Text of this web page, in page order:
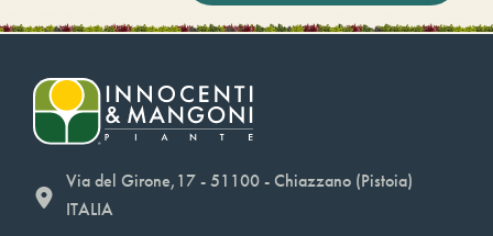
Via del Girone,17 - 51100 - Chiazzano (Pistoia)
ITALIA